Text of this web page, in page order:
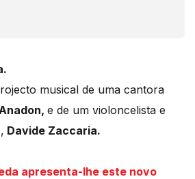
musical de uma cantora
e de um violoncelista e
Davide Zaccaria.
apresenta-lhe este novo